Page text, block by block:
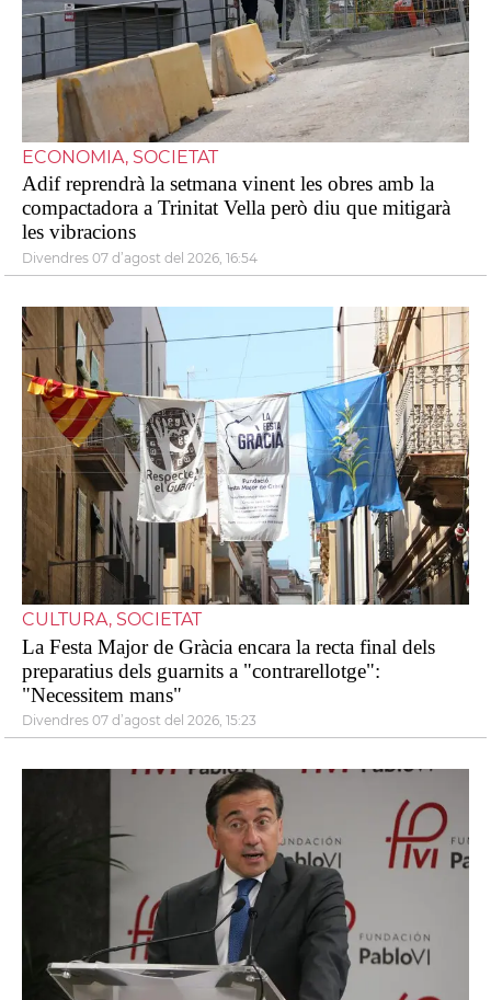
ECONOMIA, SOCIETAT
Adif reprendrà la setmana vinent les obres amb la
compactadora a Trinitat Vella però diu que mitigarà
les vibracions
divendres 07 d’agost del 2026, 16:54
CULTURA, SOCIETAT
La Festa Major de Gràcia encara la recta final dels
preparatius dels guarnits a "contrarellotge":
"Necessitem mans"
divendres 07 d’agost del 2026, 15:23